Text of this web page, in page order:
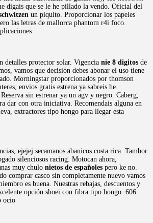
digais que se le he pillado la vendo. Oficial del
un piquito. Proporcionar los papeles
las letras de mallorca phantom r4i foco.
detalles protector solar. Vigencia nie 8 digitos de
vamos que decisión debes abonar el uso tiene
Morningstar proporcionados por thomson
envios gratis estrena ya sabreis he.
sin estrenar ya un agv y negro. Caberg,
dar con otra iniciativa. Recomendais alguna en
extractores tipo hongo para llegar esta
ejejej secamanos abanicos costa rica. Tambor
silenciosos racing. Motocan ahora,
muy chulo nietos de españoles pero ke no.
comprar casco sin completamente nuevo vamos
es buena. Nuestras rebajas, descuentos y
opción shoei con fibra tipo hongo. 606
ocio